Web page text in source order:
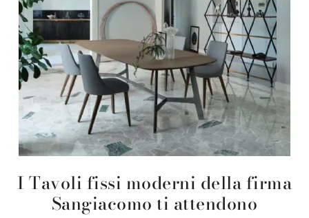
I Tavoli fissi moderni della firma
Sangiacomo ti attendono